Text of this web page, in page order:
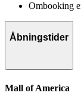
Ombooking
Åbningstider
Mall of America